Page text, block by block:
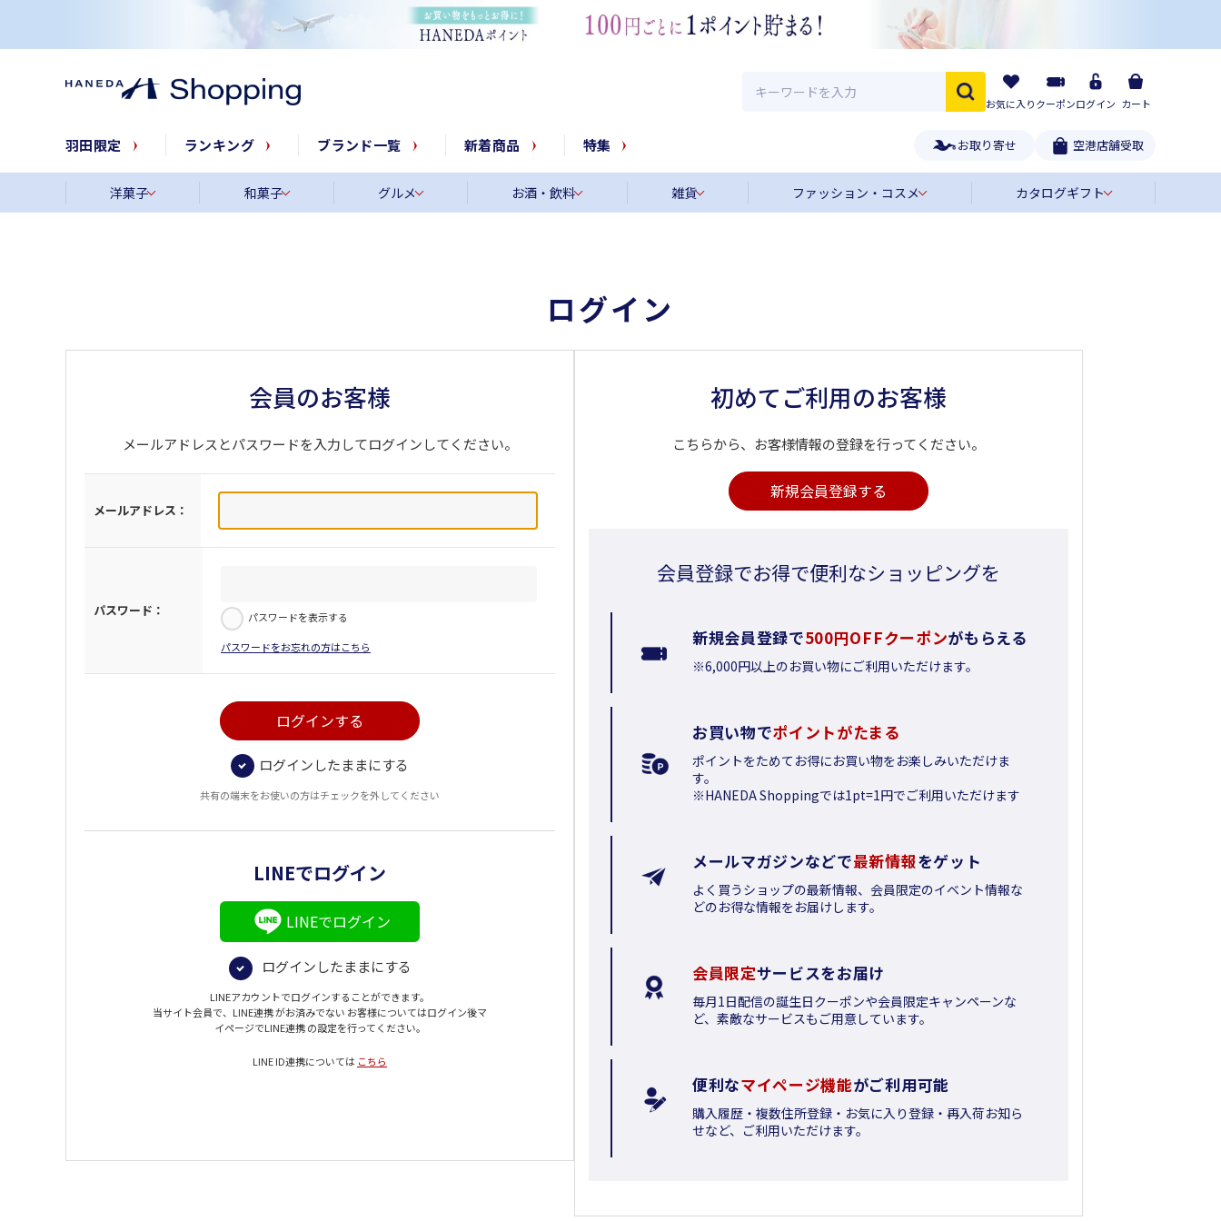
お気に入りクーポンログイン カート
羽田限定 ランキング ブランド一覧 新着商品 特集 お取り寄せ 空港店舗受取
洋菓子 和菓子 グルメ お酒・飲料 雑貨 ファッション・コスメ カタログギフト
ログイン
会員のお客様
メールアドレスとパスワードを入力してログインしてください。
メールアドレス：
パスワード： パスワードを表示する
パスワードをお忘れの方はこちら
ログインしたままにする
共有の端末をお使いの方はチェックを外してください
LINEでログイン
LINEでログイン
ログインしたままにする
LINEアカウントでログインすることができます。
当サイト会員で、LINE連携 がお済みでない お客様についてはログイン後マ
イページでLINE連携 の設定を行ってください。
LINE ID連携については こちら
初めてご利用のお客様
こちらから、お客様情報の登録を行ってください。
新規会員登録する
会員登録でお得で便利なショッピングを
新規会員登録で500円OFFクーポンがもらえる
※6,000円以上のお買い物にご利用いただけます。
お買い物でポイントがたまる
ポイントをためてお得にお買い物をお楽しみいただけま
す。
※HANEDA Shoppingでは1pt=1円でご利用いただけます
メールマガジンなどで最新情報をゲット
よく買うショップの最新情報、会員限定のイベント情報な
どのお得な情報をお届けします。
会員限定サービスをお届け
毎月1日配信の誕生日クーポンや会員限定キャンペーンな
ど、素敵なサービスもご用意しています。
便利なマイページ機能がご利用可能
購入履歴・複数住所登録・お気に入り登録・再入荷お知ら
せなど、ご利用いただけます。